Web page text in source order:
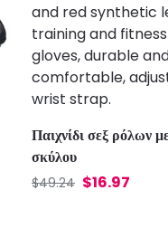
Παιχνίδι σεξ ρόλων
σκύλου
$49.24 $16.97